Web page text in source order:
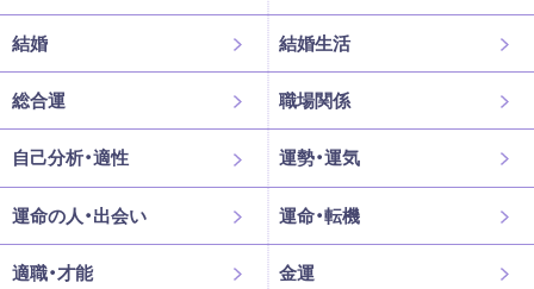
結婚 結婚生活
総合運 職場関係
自己分析・適性 運勢・運気
運命の人・出会い 運命・転機
適職・才能 金運